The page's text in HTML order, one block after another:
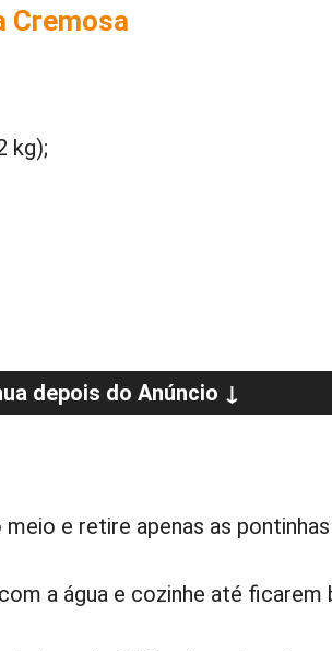
Cremosa
kg);
depois do Anúncio ↓
e retire apenas as
a água e cozinhe até ficarem